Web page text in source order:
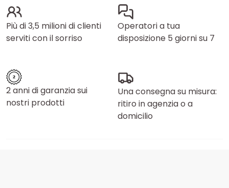
Più di 3,5 milioni di clienti
serviti con il sorriso
Operatori a tua
disposizione 5 giorni su 7
2 anni di garanzia sui
nostri prodotti
Una consegna su misura:
ritiro in agenzia o a
domicilio